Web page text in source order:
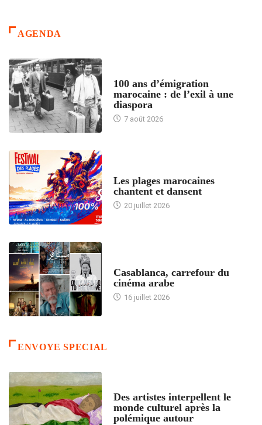
AGENDA
100 ans d’émigration
marocaine : de l’exil à une
diaspora
7 août 2026
Les plages marocaines
chantent et dansent
20 juillet 2026
Casablanca, carrefour du
cinéma arabe
16 juillet 2026
ENVOYE SPECIAL
Des artistes interpellent le
monde culturel après la
polémique autour